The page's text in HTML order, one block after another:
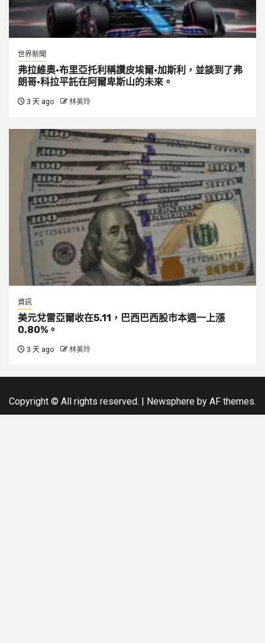
世界新聞
弗拉維奧·布里亞托利稱讚皮埃爾·加斯利，並談到了弗
朗哥·科拉平託在阿爾卑斯山的未來。
3 天 ago 林美玲
資訊
美元兌雷亞爾收在5.11，巴西巴西股市本週一上漲
0.80%。
3 天 ago 林美玲
Copyright © All rights reserved. | Newsphere by AF themes.